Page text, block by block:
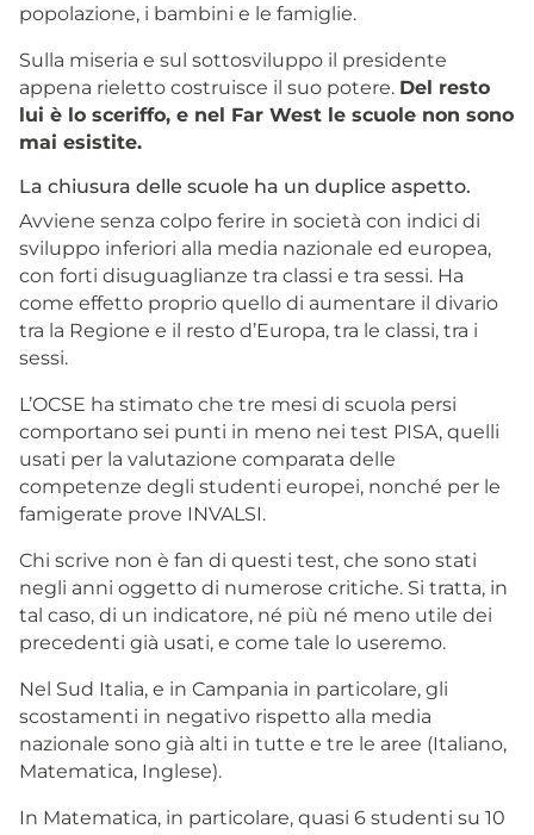
popolazione, i bambini e le famiglie.
Sulla miseria e sul sottosviluppo il presidente
appena rieletto costruisce il suo potere. Del resto
lui è lo sceriffo, e nel Far West le scuole non sono
mai esistite.
La chiusura delle scuole ha un duplice aspetto.
Avviene senza colpo ferire in società con indici di
sviluppo inferiori alla media nazionale ed europea,
con forti disuguaglianze tra classi e tra sessi. Ha
come effetto proprio quello di aumentare il divario
tra la Regione e il resto d’Europa, tra le classi, tra i
sessi.
L’OCSE ha stimato che tre mesi di scuola persi
comportano sei punti in meno nei test PISA, quelli
usati per la valutazione comparata delle
competenze degli studenti europei, nonché per le
famigerate prove INVALSI.
Chi scrive non è fan di questi test, che sono stati
negli anni oggetto di numerose critiche. Si tratta, in
tal caso, di un indicatore, né più né meno utile dei
precedenti già usati, e come tale lo useremo.
Nel Sud Italia, e in Campania in particolare, gli
scostamenti in negativo rispetto alla media
nazionale sono già alti in tutte e tre le aree (Italiano,
Matematica, Inglese).
In Matematica, in particolare, quasi 6 studenti su 10